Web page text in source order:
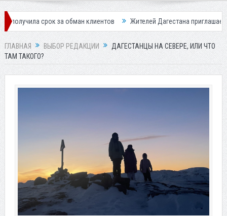
обман клиентов Жителей Дагестана приглашает в «Госуслуги Дом»
ГЛАВНАЯ ВЫБОР РЕДАКЦИИ
ДАГЕСТАНЦЫ НА СЕВЕРЕ, ИЛИ ЧТО
ТАМ ТАКОГО?